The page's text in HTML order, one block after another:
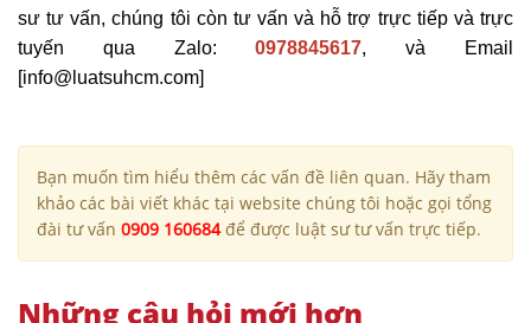
sư tư vấn, chúng tôi còn tư vấn và hỗ trợ trực tiếp và trực
tuyến qua Zalo:0978845617, và Email
[info@luatsuhcm.com]
Bạn muốn tìm hiểu thêm các vấn đề liên quan. Hãy tham
khảo các bài viết khác tại website chúng tôi hoặc gọi tổng
đài tư vấn 0909 160684để được luật sư tư vấn trực tiếp.
Những câu hỏi mới hơn